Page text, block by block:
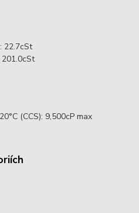
22.7cSt
(CCS): 9,500cP max